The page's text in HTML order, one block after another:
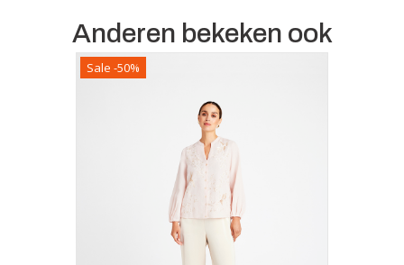
Anderen bekeken ook
Sale -50%